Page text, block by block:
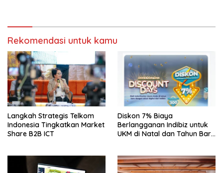
Rekomendasi untuk kamu
Langkah Strategis Telkom
Indonesia Tingkatkan Market
Share B2B ICT
Diskon 7% Biaya
Berlangganan Indibiz untuk
UKM di Natal dan Tahun Baru